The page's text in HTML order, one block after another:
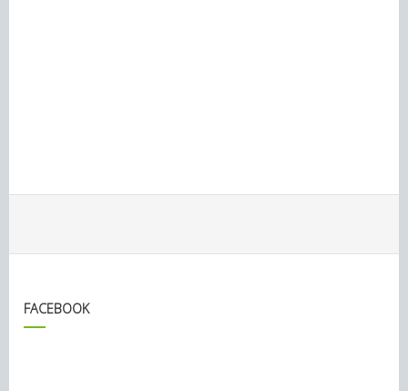
FACEBOOK